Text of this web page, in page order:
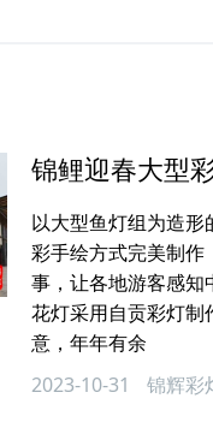
锦鲤迎春大型
以大型鱼灯组为造
彩手绘方式完美制作
事，让各地游客感知
花灯采用自贡彩灯制
意，年年有余
2023-10-31
锦辉彩